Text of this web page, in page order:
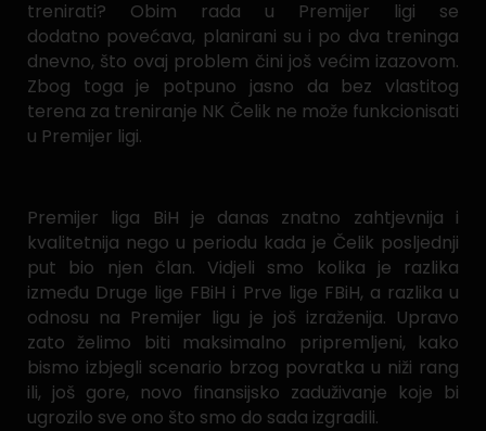
trenirati? Obim rada u Premijer ligi se
dodatno povećava, planirani su i po dva treninga
dnevno, što ovaj problem čini još većim izazovom.
Zbog toga je potpuno jasno da bez vlastitog
terena za treniranje NK Čelik ne može funkcionisati
u Premijer ligi.
Premijer liga BiH je danas znatno zahtjevnija i
kvalitetnija nego u periodu kada je Čelik posljednji
put bio njen član. Vidjeli smo kolika je razlika
između Druge lige FBiH i Prve lige FBiH, a razlika u
odnosu na Premijer ligu je još izraženija. Upravo
zato želimo biti maksimalno pripremljeni, kako
bismo izbjegli scenario brzog povratka u niži rang
ili, još gore, novo finansijsko zaduživanje koje bi
ugrozilo sve ono što smo do sada izgradili.